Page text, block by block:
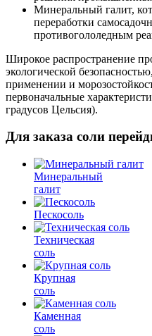
Минеральный галит,
переработки
противогололедным
Широкое распространение
экологической
применении и
первоначальные
градусов Цельсия).
Для заказа соли
Минеральный
галит
Пескосоль
Техническая
соль
Крупная
соль
Каменная
соль